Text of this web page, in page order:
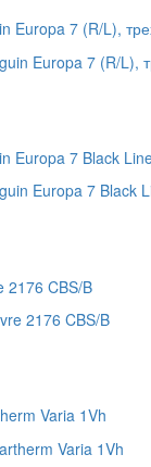
Europa 7 (R/L),
Europa 7 Black
2176 CBS/B
Varia 1Vh